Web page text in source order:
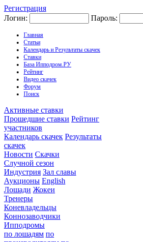
Регистрация
Логин:
Пароль:
Главная
Статьи
Календарь и Результаты скачек
Ставки
База Ипподром.РУ
Рейтинг
Видео скачек
Форум
Поиск
Активные ставки
Прошедшие ставки Рейтинг
участников
Календарь скачек Результаты
скачек
Новости Скачки
Случной сезон
Индустрия Зал славы
Аукционы English
Лошади Жокеи
Тренеры
Коневладельцы
Коннозаводчики
Ипподромы
по лошадям по